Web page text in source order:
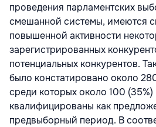
проведения парламентских
смешанной системы, имеются
повышенной активности
зарегистрированных
потенциальных конкурентов.
было констатировано около
среди которых около 100 (35%)
квалифицированы как
предвыборный период. В